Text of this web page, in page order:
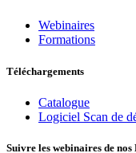
Webinaires
Formations
Téléchargements
Catalogue
Logiciel Scan de
Suivre les webinaires de